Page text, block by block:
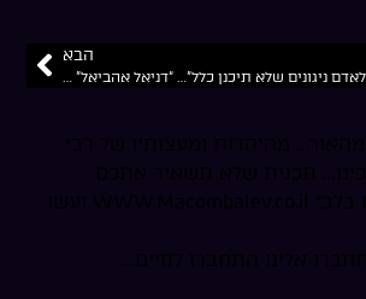
הבא
“הנגינה זה כמו נבואה ויכול לבא לאדם ניגונים שלא תיכנן כלל”… “דניאל אהביאל” זמרו להשם בכינור פרק1